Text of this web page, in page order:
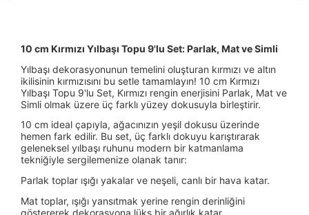
10 cm Kırmızı Yılbaşı Topu 9'lu Set: Parlak, Mat ve Simli
Yılbaşı dekorasyonunun temelini oluşturan kırmızı ve altın
ikilisinin kırmızısını bu setle tamamlayın! 10 cm Kırmızı
Yılbaşı Topu 9'lu Set, Kırmızı rengin enerjisini Parlak, Mat ve
Simli olmak üzere üç farklı yüzey dokusuyla birleştirir.
10 cm ideal çapıyla, ağacınızın yeşil dokusu üzerinde
hemen fark edilir. Bu set, üç farklı dokuyu karıştırarak
geleneksel yılbaşı ruhunu modern bir katmanlama
tekniğiyle sergilemenize olanak tanır:
Parlak toplar ışığı yakalar ve neşeli, canlı bir hava katar.
Mat toplar, ışığı yansıtmak yerine rengin derinliğini
göstererek dekorasyona lüks bir ağırlık katar.